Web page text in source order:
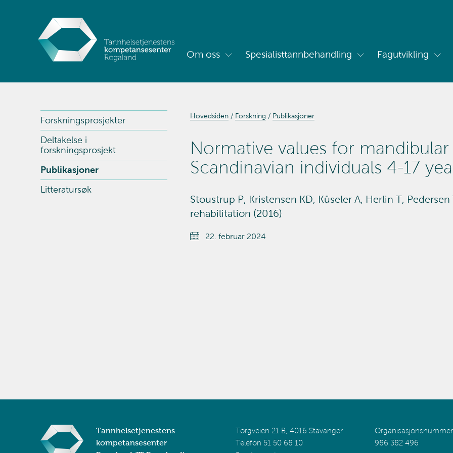
Om oss
Vis
Spesialisttannbehandling
Vis
Fagutvikling
Vis
Forskningsprosjekter
Deltakelse i
forskningsprosjekt
Publikasjoner
Litteratursøk
Hovedsiden Forskning Publikasjoner
Normative values for
Scandinavian individuals 4-17
Stoustrup P, Kristensen KD, Küseler A, Herlin T,
rehabilitation (2016)
22. februar 2024
Tannhelsetjenestens
kompetansesenter
Torgveien 21 B, 4016 Stavanger
Telefon 51 50 68 10
986 382 496